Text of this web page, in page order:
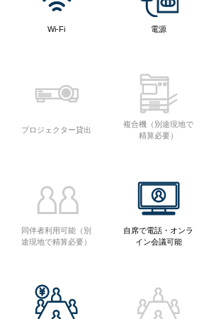
Wi-Fi 電源
プロジェクター貸出
複合機（別途現地で
精算必要）
同伴者利用可能（別
途現地で精算必要）
自席で電話・オンラ
イン会議可能